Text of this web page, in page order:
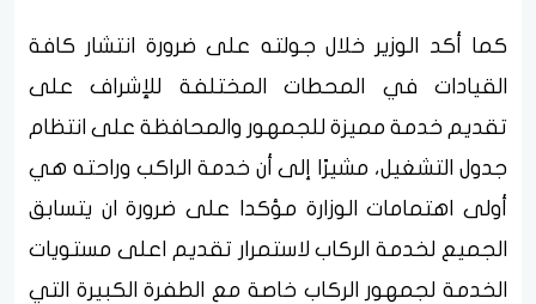
كما أكد الوزير خلال جولته على ضرورة انتشار كافة
القيادات في المحطات المختلفة للإشراف على
تقديم خدمة مميزة للجمهور والمحافظة على انتظام
جدول التشغيل، مشيرًا إلى أن خدمة الراكب وراحته هي
أولى اهتمامات الوزارة مؤكدا على ضرورة ان يتسابق
الجميع لخدمة الركاب لاستمرار تقديم اعلى مستويات
الخدمة لجمهور الركاب خاصة مع الطفرة الكبيرة التي